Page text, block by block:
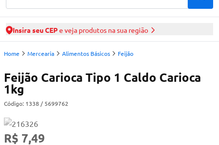
Insira seu CEPe veja produtos na sua região
Home Mercearia Alimentos Básicos Feijão
Feijão Carioca Tipo 1 Caldo Carioca
1kg
Código: 1338 / 5699762
R$ 7,49